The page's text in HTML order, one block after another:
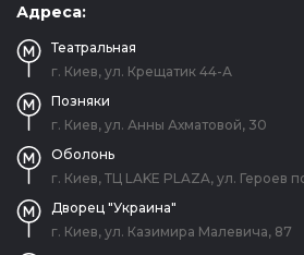
Адреса:
Театральная
г. Киев, ул. Крещатик 44-А
Позняки
г. Киев, ул. Анны Ахматовой, 30
Оболонь
г. Киев, ТЦ LAKE PLAZA, ул. Героев
Дворец "Украина"
г. Киев, ул. Казимира Малевича, 87